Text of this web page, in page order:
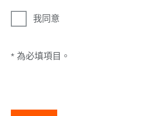
我同意
* 為必填項目。